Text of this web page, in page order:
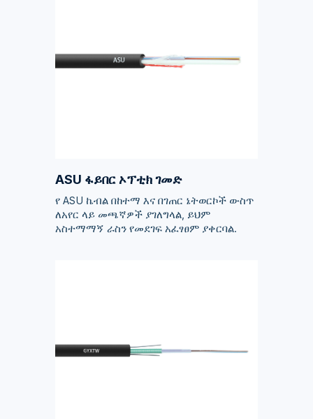
ASU ፋይበር ኦፕቲክ ገመድ
የ ASU ኬብል በከተማ እና በገጠር ኔትወርኮች ውስጥ
ለአየር ላይ መጫኛዎች ያገለግላል, ይህም
አስተማማኝ ራስን የመደገፍ አፈፃፀም ያቀርባል.